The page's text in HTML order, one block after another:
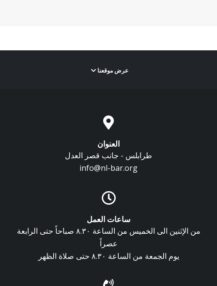
عرض موقعنا
العنوان
طرابلس - جانب قصر العدل
info@nl-bar.org
ساعات العمل
من الإثنين الى الخميس من الساعة ٨.٣٠ صباحاً حتى الرابعة
عصراً
يوم الجمعة من الساعة ٨.٣٠ حتى صلاة الظهر